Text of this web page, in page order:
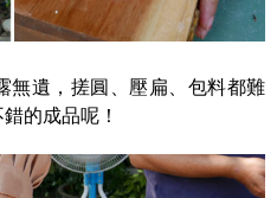
無遺，搓圓、壓扁、包料都難
的成品呢！